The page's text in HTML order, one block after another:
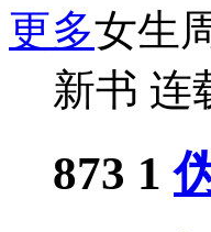
更多女生
新书 连
873 1